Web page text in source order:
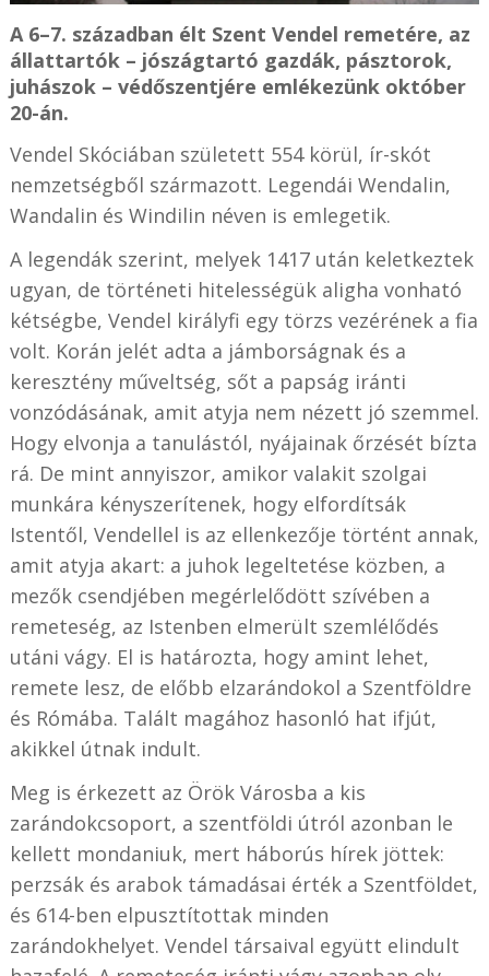
A 6–7. században élt Szent Vendel remetére, az
állattartók – jószágtartó gazdák, pásztorok,
juhászok – védőszentjére emlékezünk október
20-án.
Vendel Skóciában született 554 körül, ír-skót
nemzetségből származott. Legendái Wendalin,
Wandalin és Windilin néven is emlegetik.
A legendák szerint, melyek 1417 után keletkeztek
ugyan, de történeti hitelességük aligha vonható
kétségbe, Vendel királyfi egy törzs vezérének a fia
volt. Korán jelét adta a jámborságnak és a
keresztény műveltség, sőt a papság iránti
vonzódásának, amit atyja nem nézett jó szemmel.
Hogy elvonja a tanulástól, nyájainak őrzését bízta
rá. De mint annyiszor, amikor valakit szolgai
munkára kényszerítenek, hogy elfordítsák
Istentől, Vendellel is az ellenkezője történt annak,
amit atyja akart: a juhok legeltetése közben, a
mezők csendjében megérlelődött szívében a
remeteség, az Istenben elmerült szemlélődés
utáni vágy. El is határozta, hogy amint lehet,
remete lesz, de előbb elzarándokol a Szentföldre
és Rómába. Talált magához hasonló hat ifjút,
akikkel útnak indult.
Meg is érkezett az Örök Városba a kis
zarándokcsoport, a szentföldi útról azonban le
kellett mondaniuk, mert háborús hírek jöttek:
perzsák és arabok támadásai érték a Szentföldet,
és 614-ben elpusztítottak minden
zarándokhelyet. Vendel társaival együtt elindult